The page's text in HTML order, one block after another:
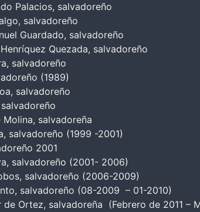
Palacios, salvadoreño
salvadoreño
Guardado, salvadoreño
Quezada, salvadoreño
salvadoreño
(1989)
salvadoreño
salvadoreña
salvadoreño (1999 -2001)
2001
salvadoreño (2001- 2006)
salvadoreño (2006-2009)
salvadoreño (08-2009 – 01-2010)
Ortez, salvadoreña (Febrero de 2011 –